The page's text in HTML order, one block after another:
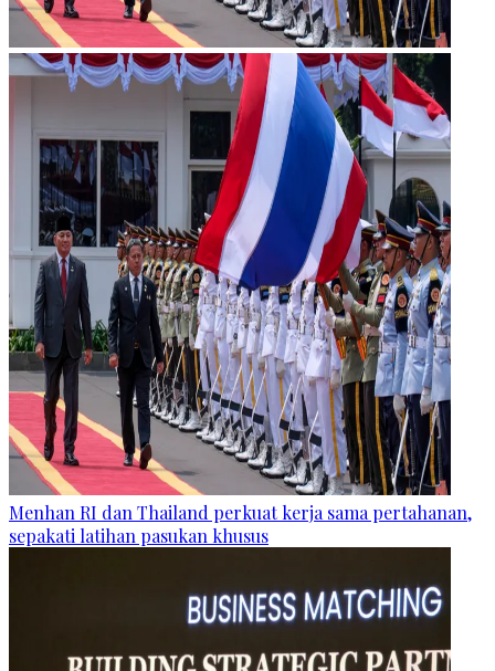
Menhan RI dan Thailand perkuat kerja sama pertahanan,
sepakati latihan pasukan khusus